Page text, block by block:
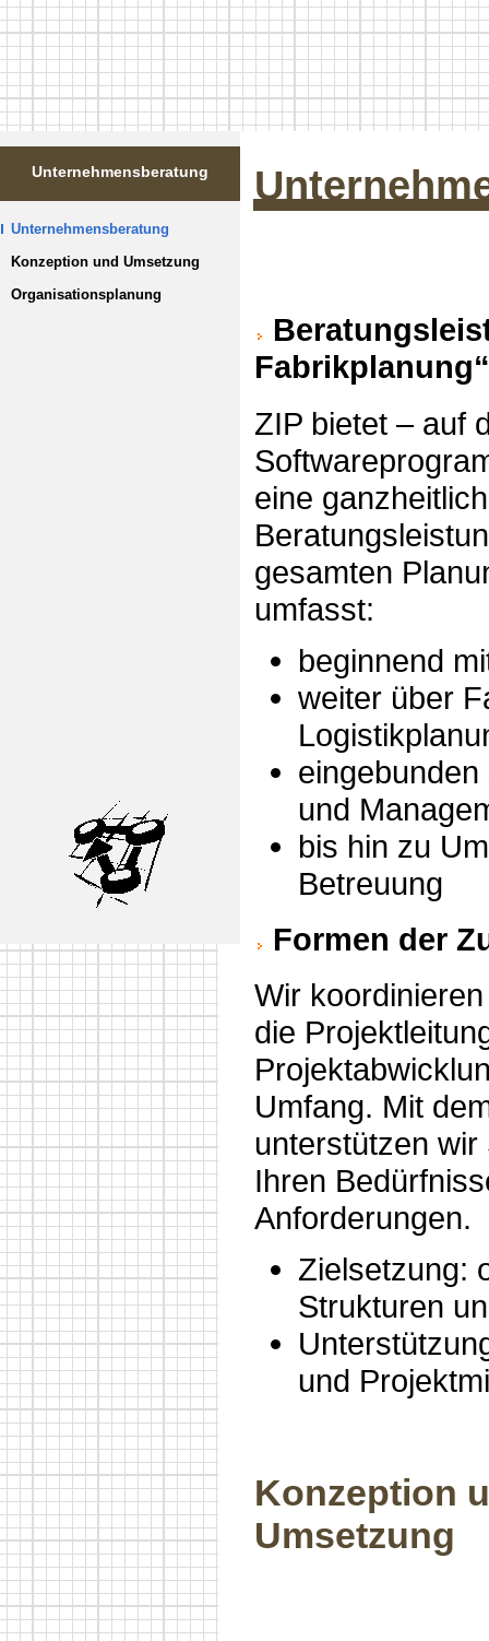
Unternehmensberatung
Unternehmensberatung
Konzeption und Umsetzung
Organisationsplanung
Fabrikplanung“
ZIP bietet – auf
eine
gesamten
umfasst:
beginnend
weiter über
und
bis hin zu
Betreuung
Formen der
Wir
die
Umfang. Mit
unterstützen
Ihren
Anforderungen.
Zielsetzung:
Strukturen
und
Konzeption
Umsetzung